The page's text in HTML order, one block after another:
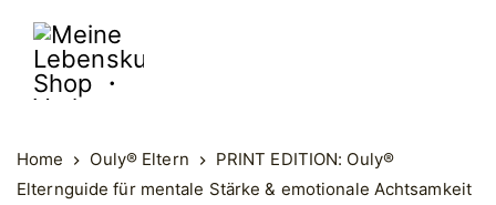
Meine
Lebenskunst
・
Verlag
Home Ouly® Eltern
PRINT EDITION: Ouly®
Elternguide für mentale Stärke & emotionale Achtsamkeit